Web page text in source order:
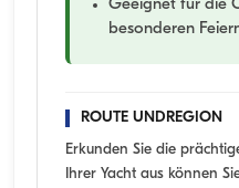
Geeignet für die
besonderen
ROUTE UNDREGION
Erkunden Sie die
Ihrer Yacht aus können